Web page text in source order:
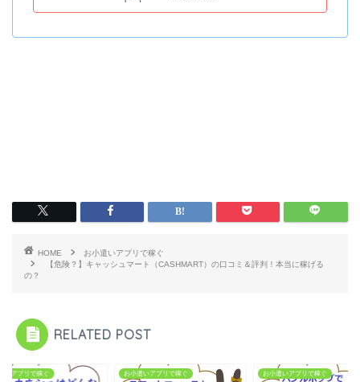
HOME
お小遣いアプリで稼ぐ
【危険？】キャッシュマート（CASHMART）の口コミ＆評判！本当に稼げる
の？
RELATED POST
いアプリで稼ぐ お小遣いアプリで稼ぐ お小遣いアプリで稼ぐ